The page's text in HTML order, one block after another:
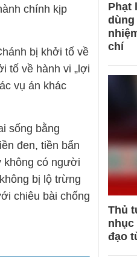
chính kịp
bị khởi tố về
tố về hành vi „lợi
vụ án khác
sống bằng
đen, tiền bẩn
không có người
bị lộ trừng
chiêu bài chống
Phạt
dùng
chí
Thủ
nhục
đạo